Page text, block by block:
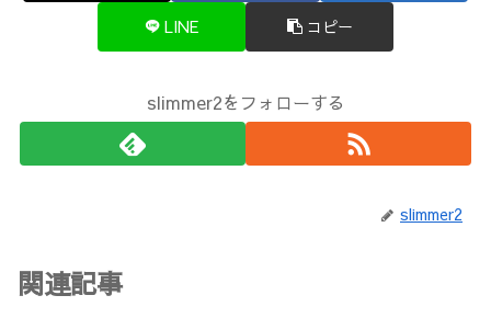
LINE コピー
slimmer2をフォローする
slimmer2
関連記事